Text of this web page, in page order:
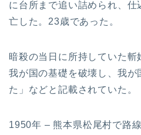
に台所まで追い詰められ、
亡した。23歳であった。
暗殺の当日に所持していた斬
我が国の基礎を破壊し、我が
た」などと記載されていた。
1950年 – 熊本県松尾村で路